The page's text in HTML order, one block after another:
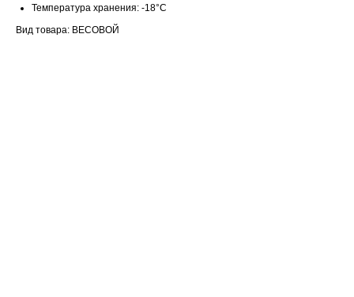
Температура хранения: -18°С
Вид товара: ВЕСОВОЙ